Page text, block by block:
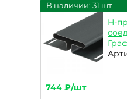
В наличии: 31 шт
H-
744 ₽/шт